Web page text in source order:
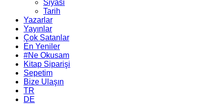
Siyasi
Tarih
Yazarlar
Yayınlar
Çok Satanlar
En Yeniler
#Ne Okusam
Kitap Siparişi
Sepetim
Bize Ulaşın
TR
DE